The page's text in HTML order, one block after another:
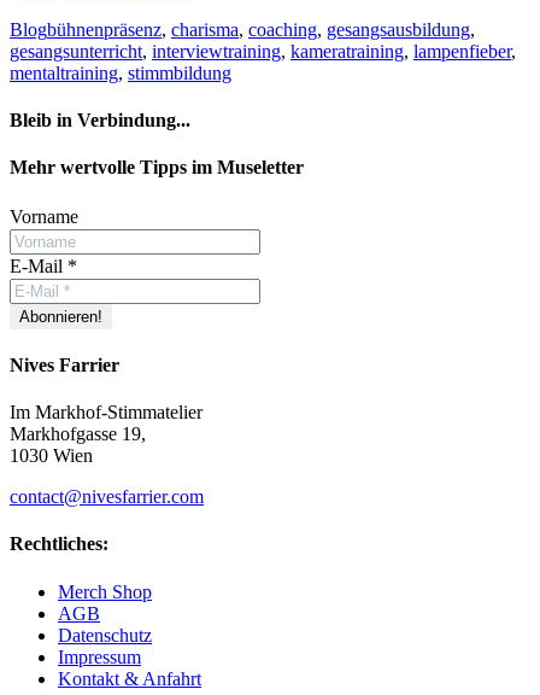
Kategorien
BlogSchlagworte
bühnenpräsenz, charisma, coaching, gesangsausbildung,
gesangsunterricht, interviewtraining, kameratraining, lampenfieber,
mentaltraining, stimmbildung
Bleib in Verbindung...
Facebook
YouTube
Instagram
Mehr wertvolle Tipps im Museletter
Vorname
E-Mail *
Nives Farrier
Im Markhof-Stimmatelier
Markhofgasse 19,
1030 Wien
contact@nivesfarrier.com
Rechtliches:
Merch Shop
AGB
Datenschutz
Impressum
Kontakt & Anfahrt